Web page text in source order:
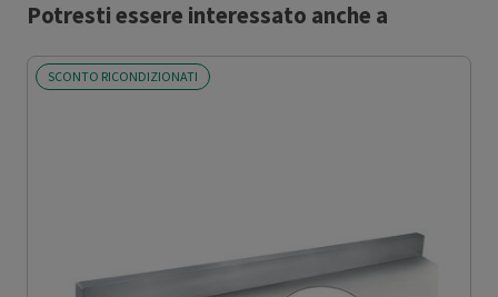
Potresti essere interessato anche a
SCONTO RICONDIZIONATI